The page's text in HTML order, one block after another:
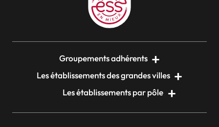
Groupements adhérents
Les établissements des grandes villes
Les établissements par pôle